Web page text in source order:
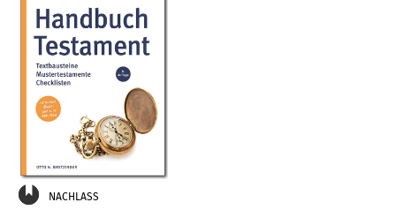
NACHLASS